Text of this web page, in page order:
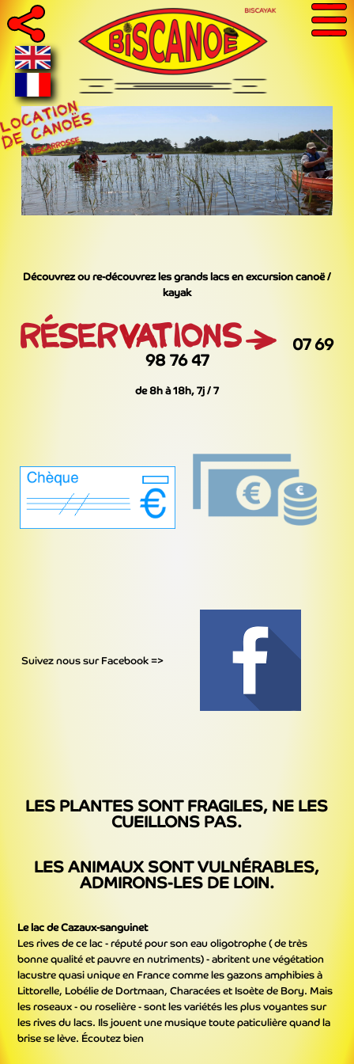
Découvrez ou re-découvrez les grands lacs en excursion canoë /
kayak
07 69
98 76 47
de 8h à 18h, 7j / 7
Suivez nous sur Facebook =>
LES PLANTES SONT FRAGILES, NE LES
CUEILLONS PAS.
LES ANIMAUX SONT VULNÉRABLES,
ADMIRONS-LES DE LOIN.
Le lac de Cazaux-sanguinet
Les rives de ce lac - réputé pour son eau oligotrophe ( de très
bonne qualité et pauvre en nutriments) - abritent une végétation
lacustre quasi unique en France comme les gazons amphibies à
Littorelle, Lobélie de Dortmaan, Characées et Isoète de Bory. Mais
les roseaux - ou roselière - sont les variétés les plus voyantes sur
les rives du lacs. Ils jouent une musique toute paticulière quand la
brise se lève. Écoutez bien